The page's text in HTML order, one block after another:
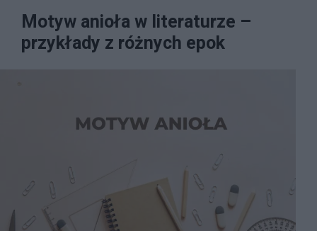
Motyw anioła w literaturze –
przykłady z różnych epok